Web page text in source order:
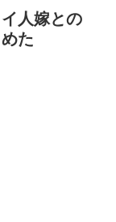
人嫁との
た